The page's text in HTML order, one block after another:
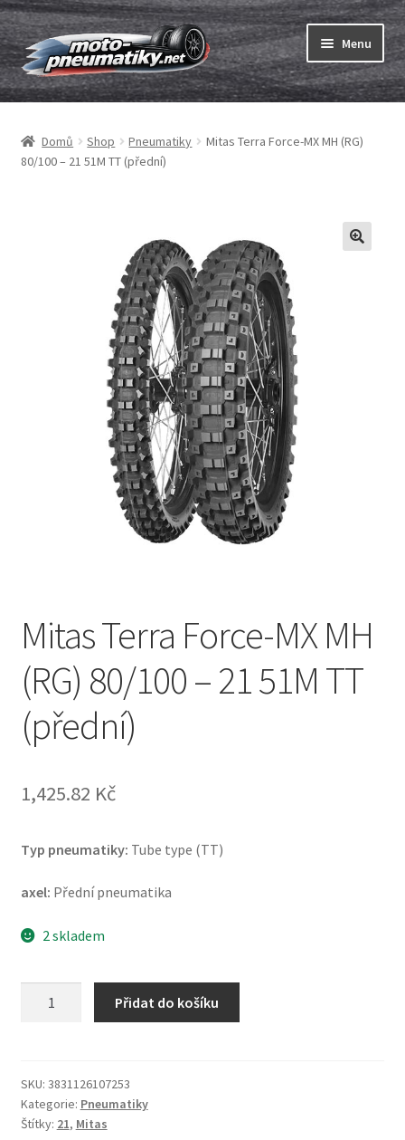
Přeskočit
na
navigaci
Přejít
k
obsahu
webu
Menu
Pneumatiky
Expand
menu
Duše & ráfkové pásky
Expand
menu
Domů Shop Pneumatiky
Mitas Terra Force-MX MH (RG)
80/100 – 21 51M TT (přední)
Mitas Terra Force-MX MH
(RG) 80/100 – 21 51M TT
(přední)
1,425.82 Kč
Typ pneumatiky: Tube type (TT)
axel: Přední pneumatika
2 skladem
MH
(RG)
80/100
Přidat do košíku
SKU: 3831126107253
Kategorie: Pneumatiky
Štítky: 21, Mitas